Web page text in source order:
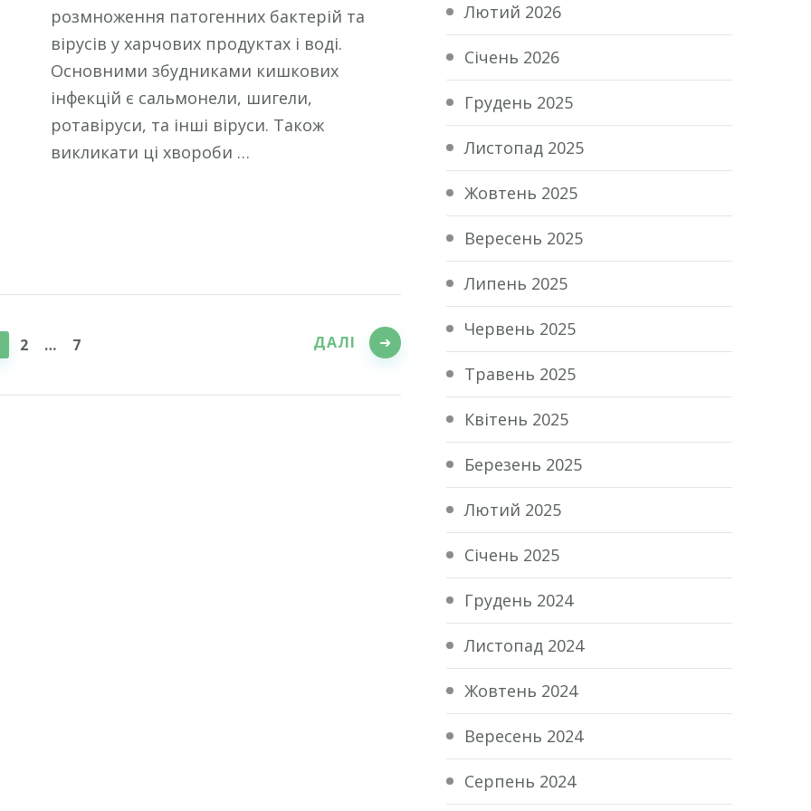
розмноження патогенних бактерій та
вірусів у харчових продуктах і воді.
Основними збудниками кишкових
інфекцій є сальмонели, шигели,
ротавіруси, та інші віруси. Також
викликати ці хвороби …
СТОРІНКА
2 … СТОРІНКА
7 ДАЛІ
Лютий 2026
Січень 2026
Грудень 2025
Листопад 2025
Жовтень 2025
Вересень 2025
Липень 2025
Червень 2025
Травень 2025
Квітень 2025
Березень 2025
Лютий 2025
Січень 2025
Грудень 2024
Листопад 2024
Жовтень 2024
Вересень 2024
Серпень 2024